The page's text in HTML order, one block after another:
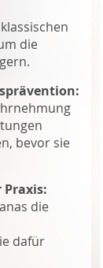
die
bevor sie
die
dafür